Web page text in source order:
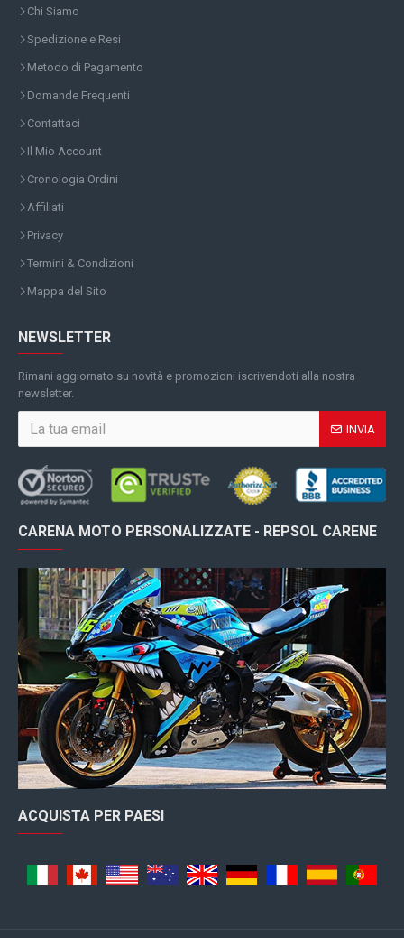
Chi Siamo
Spedizione e Resi
Metodo di Pagamento
Domande Frequenti
Contattaci
Il Mio Account
Cronologia Ordini
Affiliati
Privacy
Termini & Condizioni
Mappa del Sito
NEWSLETTER
Rimani aggiornato su novità e promozioni iscrivendoti alla nostra
newsletter.
INVIA
CARENA MOTO PERSONALIZZATE - REPSOL CARENE
ACQUISTA PER PAESI